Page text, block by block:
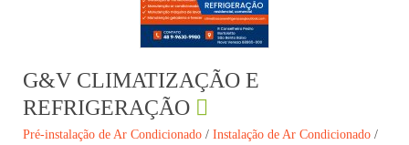
G&V CLIMATIZAÇÃO E
REFRIGERAÇÃO
Pré-instalação de Ar Condicionado / Instalação de Ar Condicionado /